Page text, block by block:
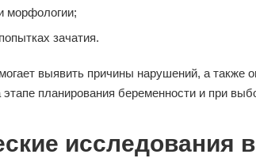
морфологии;
зачатия.
выявить причины нарушений, а
планирования беременности и при
исследования